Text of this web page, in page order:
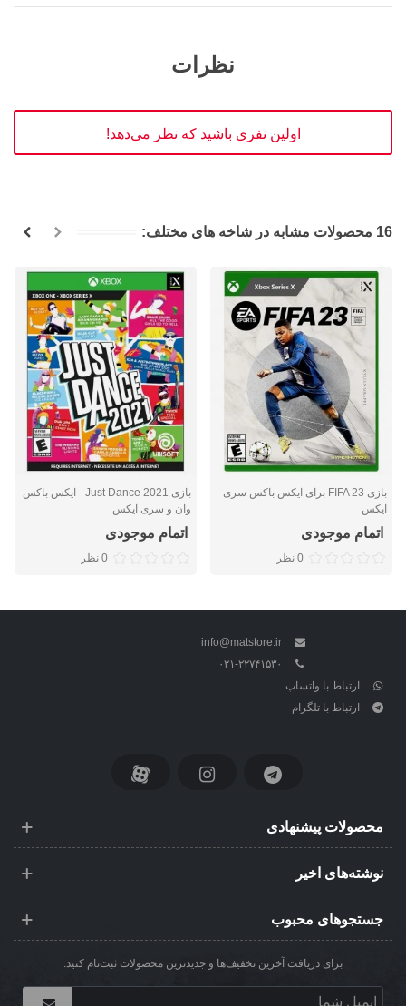
نظرات
اولین نفری باشید که نظر می‌دهد!
16 محصولات مشابه در شاخه های مختلف:
بازی FIFA 23 برای ایکس باکس سری
ایکس
اتمام موجودی
0 نظر
بازی Just Dance 2021 - ایکس باکس
وان و سری ایکس
اتمام موجودی
0 نظر
info@matstore.ir
۰۲۱-۲۲۷۴۱۵۳۰
ارتباط با واتساپ
ارتباط با تلگرام
محصولات پیشنهادی
نوشته‌های اخیر
جستجوهای محبوب
برای دریافت آخرین تخفیف‌ها و جدیدترین محصولات ثبت‌نام کنید.